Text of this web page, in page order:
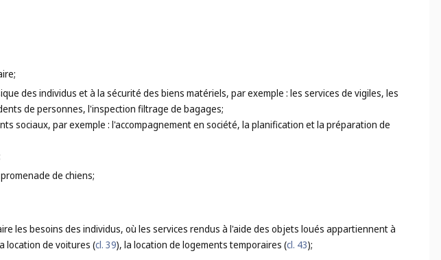
des individus et à la sécurité des biens matériels, par exemple : les services de vigiles, les
de personnes, l'inspection filtrage de bagages;
sociaux, par exemple : l'accompagnement en société, la planification et la préparation de
de chiens;
les besoins des individus, où les services rendus à l'aide des objets loués appartiennent à
location de voitures (cl. 39), la location de logements temporaires (cl. 43);